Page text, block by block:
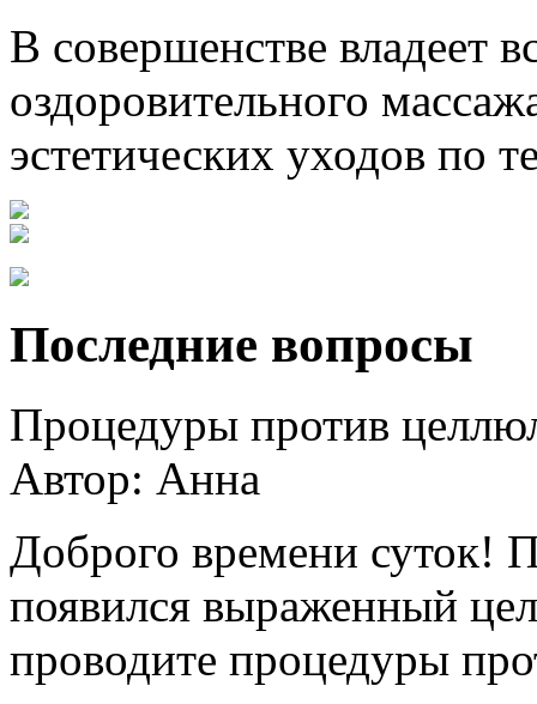
В совершенстве владеет
оздоровительного
эстетических уходов по
Последние вопросы
Процедуры против
Автор: Анна
Доброго времени суток!
появился выраженный
проводите процедуры